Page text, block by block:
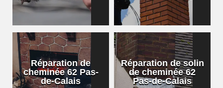
Réparation de
cheminée 62 Pas-
de-Calais
Réparation de solin
de cheminée 62
Pas-de-Calais